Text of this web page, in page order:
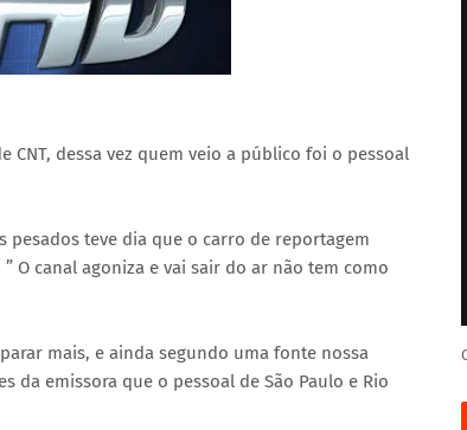
CNT, dessa vez quem veio a público foi o pessoal
pesados teve dia que o carro de reportagem
O canal agoniza e vai sair do ar não tem como
mais, e ainda segundo uma fonte nossa
emissora que o pessoal de São Paulo e Rio